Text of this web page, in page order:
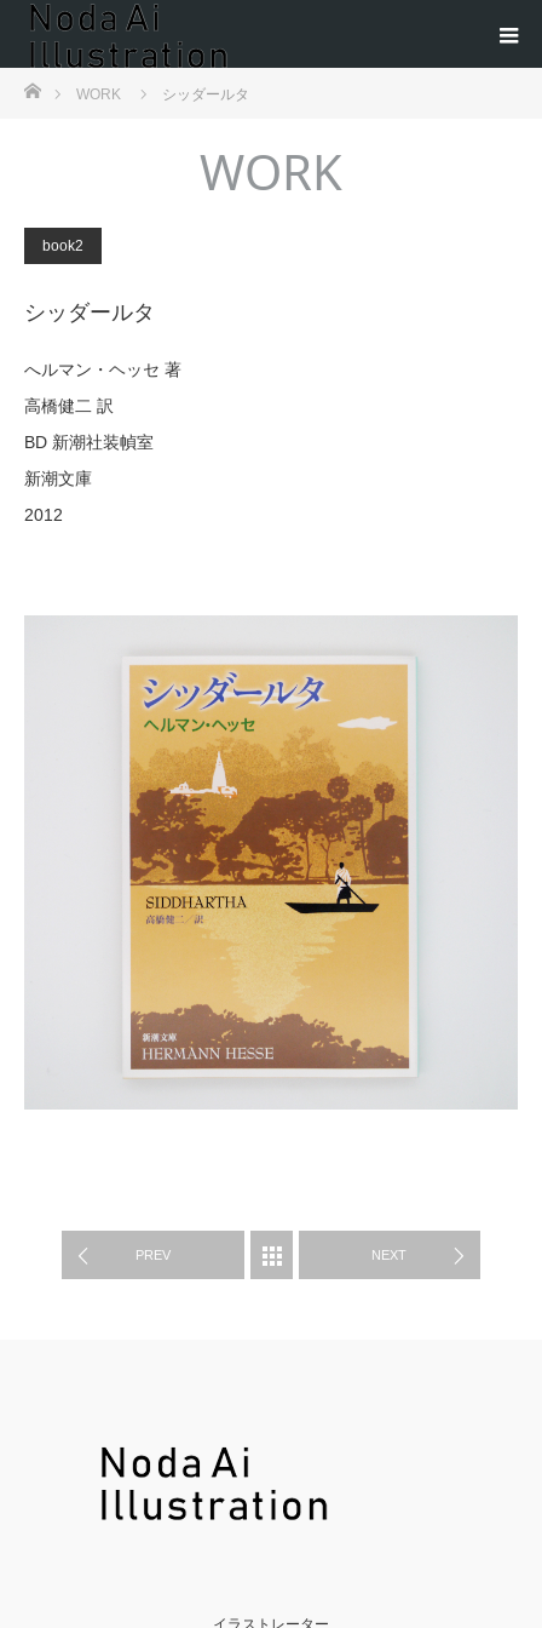
ホームWORK シッダールタ
WORK
book2
シッダールタ
へルマン・ヘッセ 著
高橋健二 訳
BD 新潮社装幀室
新潮文庫
2012
PREV
WORK NEXT
イラストレーター